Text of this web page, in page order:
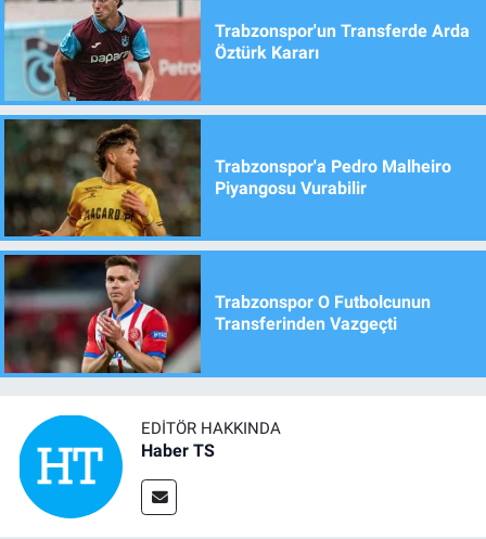
Trabzonspor'un Transferde Arda
Öztürk Kararı
Trabzonspor'a Pedro Malheiro
Piyangosu Vurabilir
Trabzonspor O Futbolcunun
Transferinden Vazgeçti
EDITÖR HAKKINDA
Haber TS